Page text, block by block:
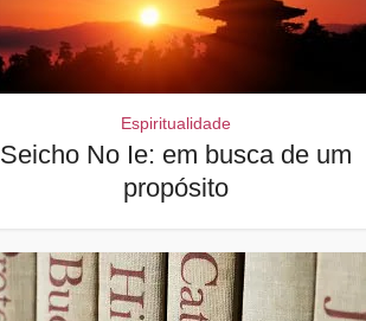
Espiritualidade
Seicho No Ie: em busca de um
propósito